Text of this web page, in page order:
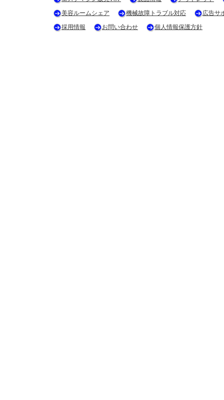
美容ルームシェア
機械故障トラブル対応
広告サ
採用情報
お問い合わせ 個人情報保護方針